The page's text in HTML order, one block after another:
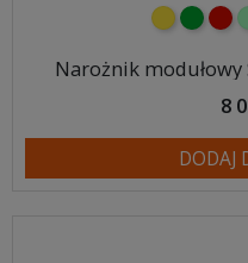
żółtyzielony
Narożnik modułowy
8
DODAJ